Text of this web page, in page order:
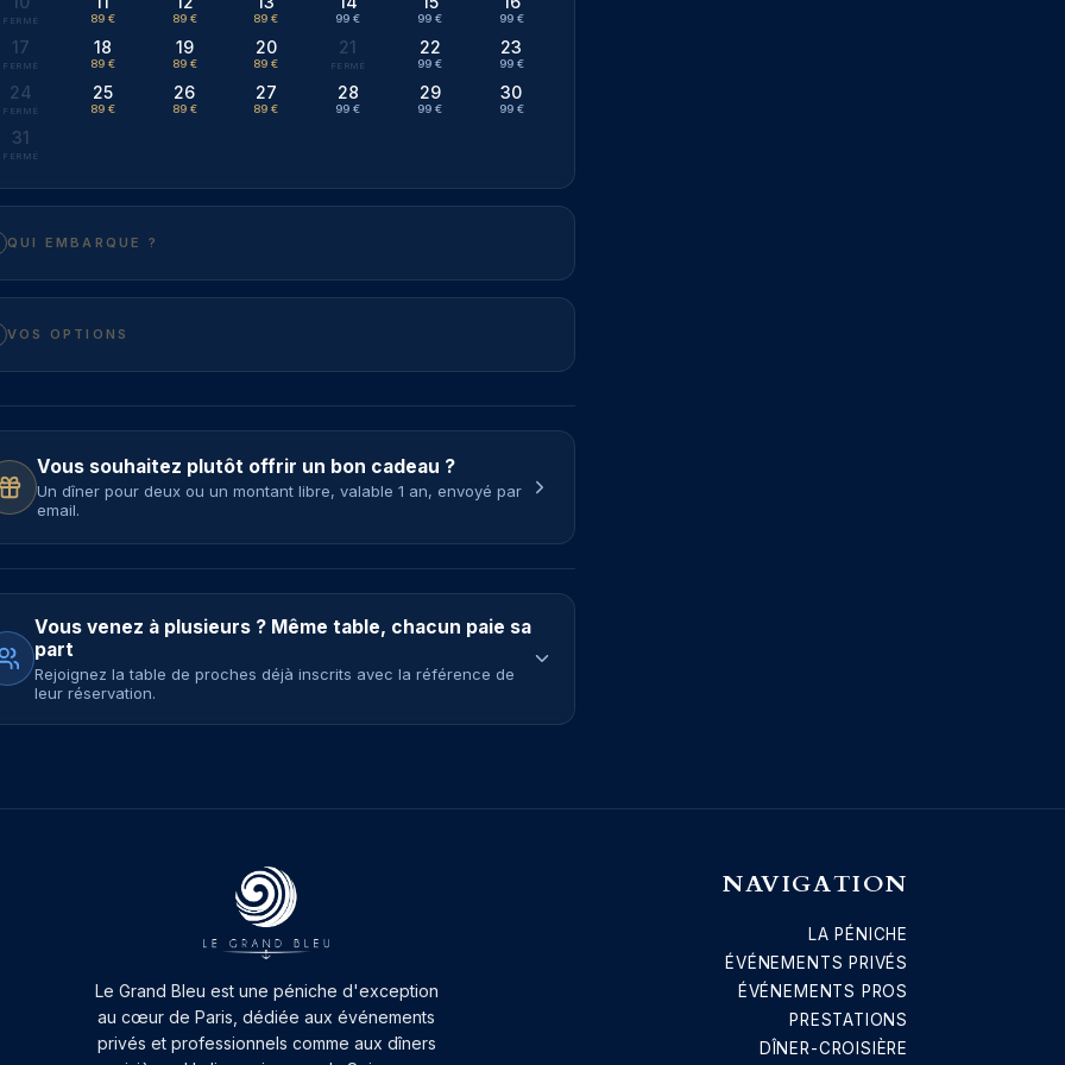
89 € 89 € 89 € 99 € 99 € 99 €
17 18
89 €
19
89 €
20
89 €
21 22
99 €
23
99 €
24 25
89 €
26
89 €
27
89 €
28
99 €
29
99 €
30
99 €
31
QUI EMBARQUE ?
VOS OPTIONS
Vous souhaitez plutôt offrir un bon cadeau ?
Un dîner pour deux ou un montant libre, valable 1 an, envoyé par
email.
Vous venez à plusieurs ? Même table, chacun paie sa
part
Rejoignez la table de proches déjà inscrits avec la référence de
leur réservation.
Le Grand Bleu est une péniche d'exception
au cœur de Paris, dédiée aux événements
privés et professionnels comme aux dîners
NAVIGATION
LA PÉNICHE
ÉVÉNEMENTS PRIVÉS
ÉVÉNEMENTS PROS
PRESTATIONS
DÎNER-CROISIÈRE